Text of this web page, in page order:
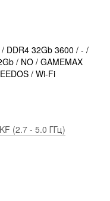
DDR4 32Gb 3600 / - /
/ NO / GAMEMAX
/ Wi-Fi
(2.7 - 5.0 ГГц)